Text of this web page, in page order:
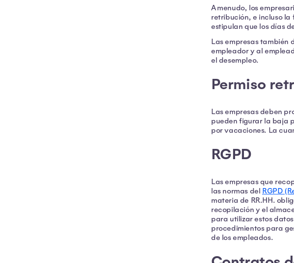
A menudo, los
retribución, e incluso la
estipulan que los días
Las empresas también
empleador y al
el desempleo.
Permiso
Las empresas deben
pueden figurar la baja
por vacaciones. La
RGPD
Las empresas que
las normas del RGPD
materia de RR.HH.
recopilación y el
para utilizar estos
procedimientos para
de los empleados.